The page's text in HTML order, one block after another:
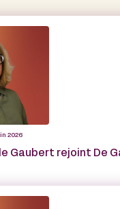
2026
Gaubert rejoint De